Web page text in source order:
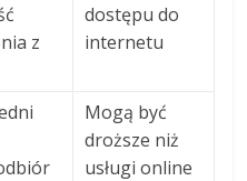
z
dostępu do
internetu
Mogą być
droższe niż
usługi online